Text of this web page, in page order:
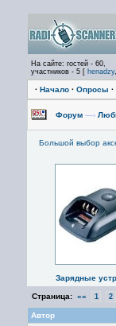
На сайте: гостей - 60,
участников - 5 [ henadzy,
· Начало · Опросы ·
Форум —›
Большой выбор
Зарядные
Страница: «« 1 2
Автор